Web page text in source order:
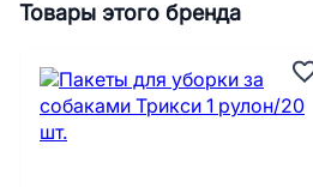
Товары этого бренда